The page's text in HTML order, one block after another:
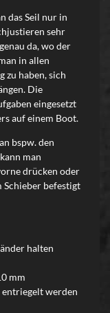
das Seil nur in
sehr
da, wo der
in allen
zu haben, sich
Die
eingesetzt
auf einem Boot.
bspw. den
man
drücken oder
Schieber befestigt
halten
mm
werden